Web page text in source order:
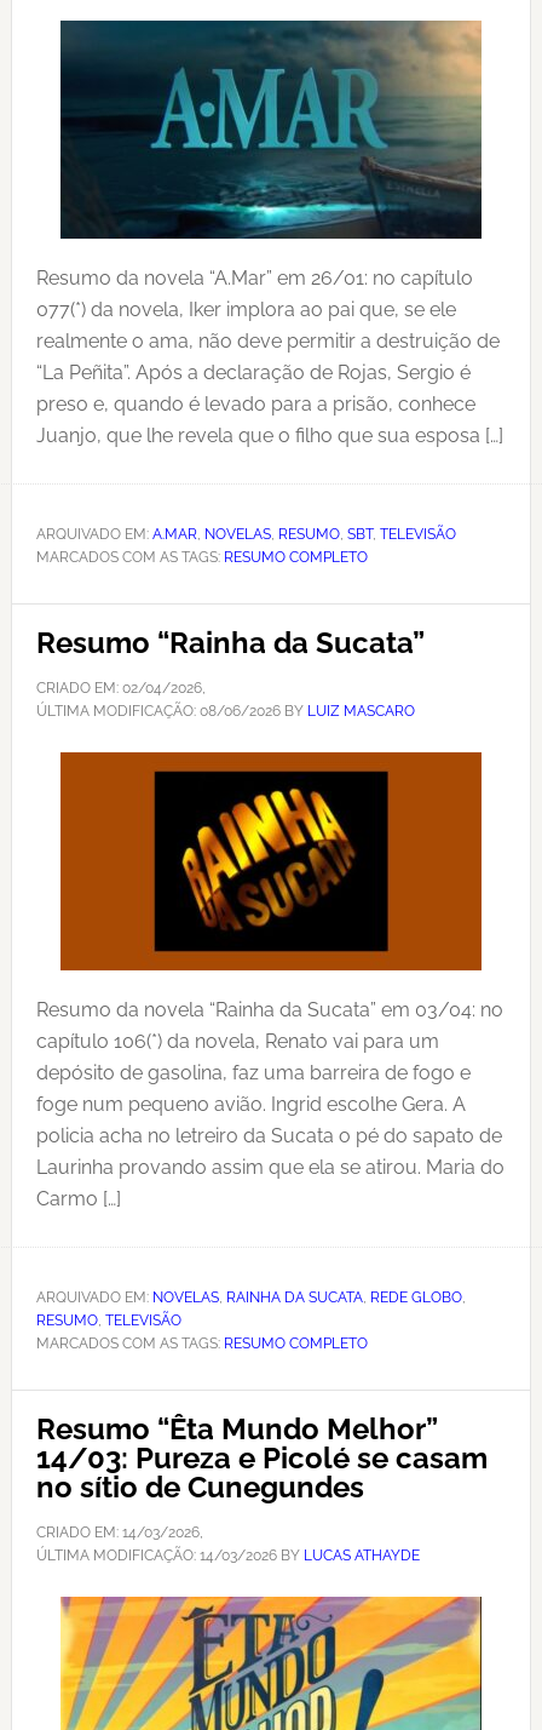
Resumo da novela “A.Mar” em 26/01: no capítulo
077(*) da novela, Iker implora ao pai que, se ele
realmente o ama, não deve permitir a destruição de
“La Peñita”. Após a declaração de Rojas, Sergio é
preso e, quando é levado para a prisão, conhece
Juanjo, que lhe revela que o filho que sua esposa […]
ARQUIVADO EM: A.MAR, NOVELAS, RESUMO, SBT, TELEVISÃO
MARCADOS COM AS TAGS: RESUMO COMPLETO
Resumo “Rainha da Sucata”
CRIADO EM: 02/04/2026,
ÚLTIMA MODIFICAÇÃO: 08/06/2026BY LUIZ MASCARO
Resumo da novela “Rainha da Sucata” em 03/04: no
capítulo 106(*) da novela, Renato vai para um
depósito de gasolina, faz uma barreira de fogo e
foge num pequeno avião. Ingrid escolhe Gera. A
policia acha no letreiro da Sucata o pé do sapato de
Laurinha provando assim que ela se atirou. Maria do
Carmo […]
ARQUIVADO EM: NOVELAS, RAINHA DA SUCATA, REDE GLOBO,
RESUMO, TELEVISÃO
MARCADOS COM AS TAGS: RESUMO COMPLETO
Resumo “Êta Mundo Melhor”
14/03: Pureza e Picolé se casam
no sítio de Cunegundes
CRIADO EM: 14/03/2026,
ÚLTIMA MODIFICAÇÃO: 14/03/2026BY LUCAS ATHAYDE